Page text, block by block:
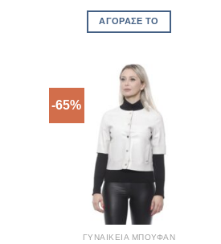
ΑΓΌΡΑΣΈ ΤΟ
-65%
ΓΥΝΑΙΚΕΊΑ ΜΠΟΥΦΆΝ